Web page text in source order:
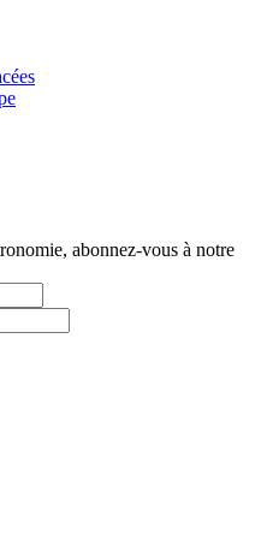
abonnez-vous à notre